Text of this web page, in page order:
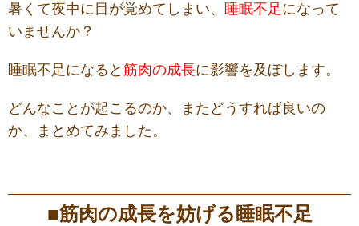
暑くて夜中に目が覚めてしまい、 睡眠不足 になって
いませんか？
睡眠不足になると 筋肉の成長に影響を及ぼします。
どんなことが起こるのか、またどうすれば良いの
か、まとめてみました。
■筋肉の成長を妨げる睡眠不足